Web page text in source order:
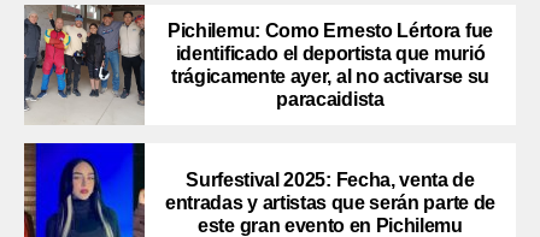
Pichilemu: Como Ernesto Lértora fue
identificado el deportista que murió
trágicamente ayer, al no activarse su
paracaidista
Surfestival 2025: Fecha, venta de
entradas y artistas que serán parte de
este gran evento en Pichilemu